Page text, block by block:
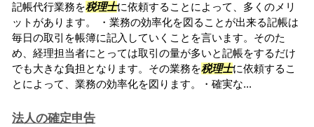
記帳代行業務を税理士に依頼することによって、多くのメリ
ットがあります。 ・業務の効率化を図ることが出来る記帳は
毎日の取引を帳簿に記入していくことを言います。そのた
め、経理担当者にとっては取引の量が多いと記帳をするだけ
でも大きな負担となります。その業務を税理士に依頼するこ
とによって、業務の効率化を図ります。・確実な...
法人の確定申告